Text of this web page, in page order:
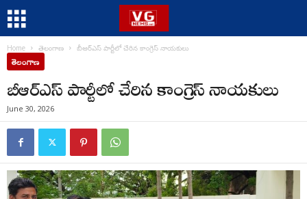
Home తెలంగాణ బీఆర్ఎస్ పార్టీలో చేరిన కాంగ్రెస్ నాయకులు
తెలంగాణ
బీఆర్ఎస్ పార్టీలో చేరిన కాంగ్రెస్ నాయకులు
June 30, 2026